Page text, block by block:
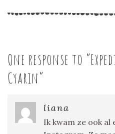
One response to “
Cyarin”
liana
Ik kwam ze ook al